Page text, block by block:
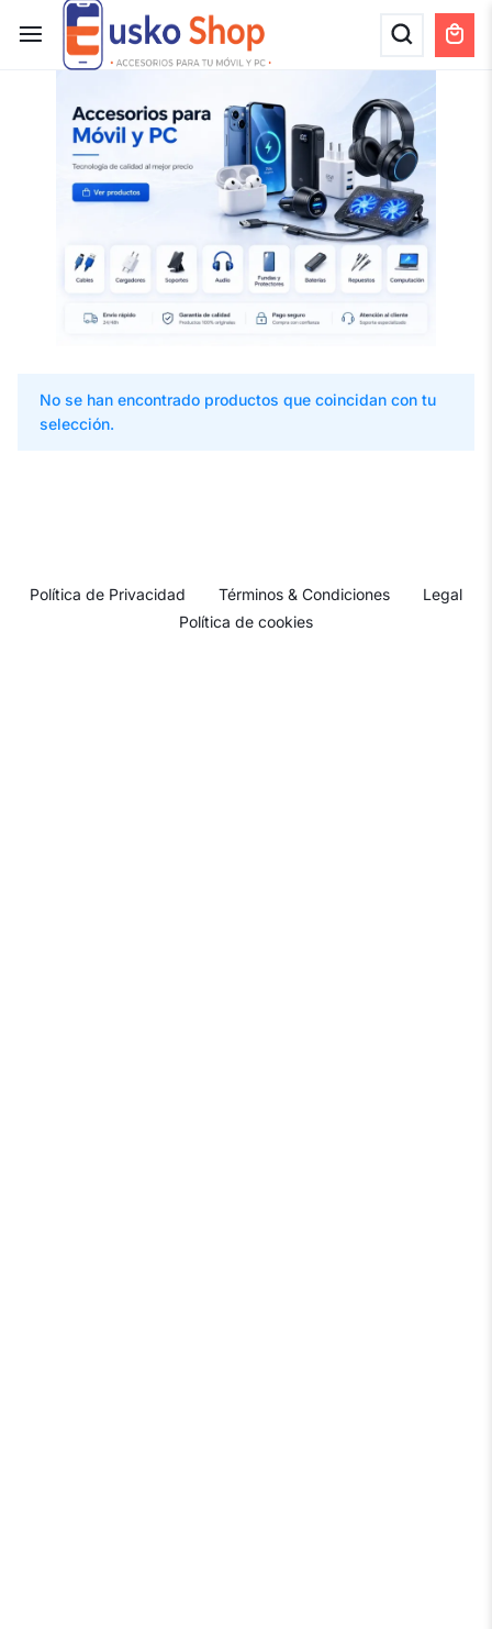
No se han encontrado productos que coincidan con tu
selección.
Política de Privacidad Términos & Condiciones
Legal
Política de cookies